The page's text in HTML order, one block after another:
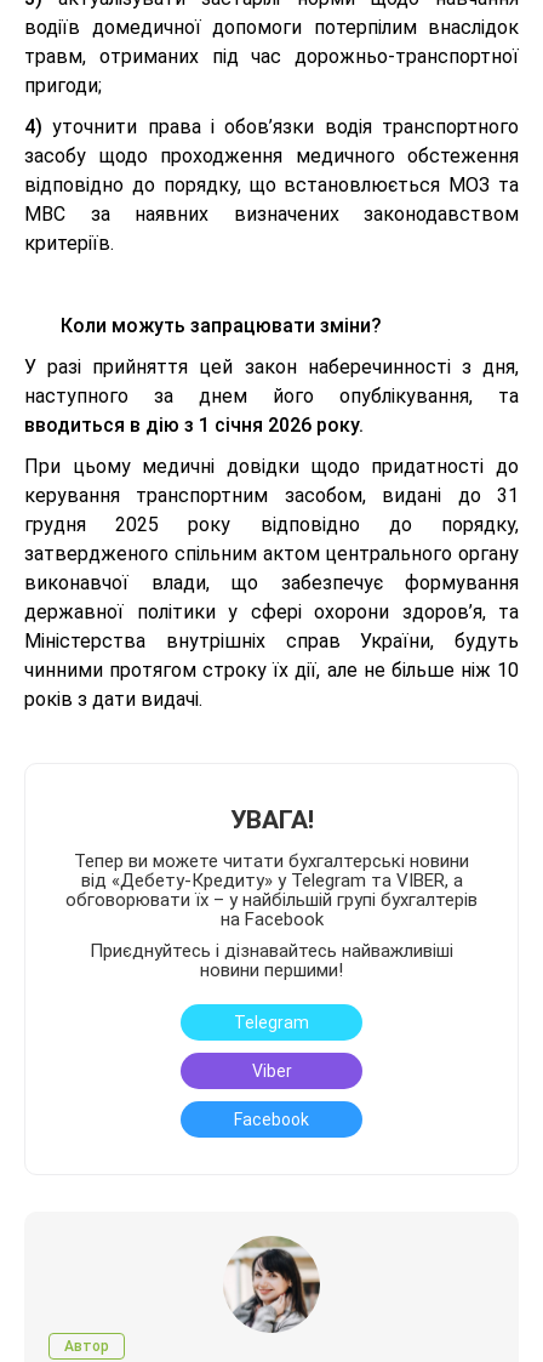
водіїв домедичної допомоги потерпілим внаслідок
травм, отриманих під час дорожньо-транспортної
пригоди;
4) уточнити права і обов’язки водія транспортного
засобу щодо проходження медичного обстеження
відповідно до порядку, що встановлюється МОЗ та
МВС за наявних визначених законодавством
критеріїв.
Коли можуть запрацювати зміни?
У разі прийняття цей закон наберечинності з дня,
наступного за днем його опублікування, та
вводиться в дію з 1 січня 2026 року.
При цьому медичні довідки щодо придатності до
керування транспортним засобом, видані до 31
грудня 2025 року відповідно до порядку,
затвердженого спільним актом центрального органу
виконавчої влади, що забезпечує формування
державної політики у сфері охорони здоров’я, та
Міністерства внутрішніх справ України, будуть
чинними протягом строку їх дії, але не більше ніж 10
років з дати видачі.
УВАГА!
Тепер ви можете читати бухгалтерські новини
від «Дебету-Кредиту» у Telegram та VIBER, а
обговорювати їх – у найбільшій групі бухгалтерів
на Facebook
Приєднуйтесь і дізнавайтесь найважливіші
новини першими!
Telegram
Viber
Facebook
Автор